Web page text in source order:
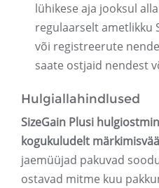
lühikese aja jooksul
regulaarselt ametlikku
või registreerute
saate ostjaid nendest
Hulgiallahindlused
SizeGain Plusi
kogukuludelt
jaemüüjad pakuvad
ostavad mitme kuu